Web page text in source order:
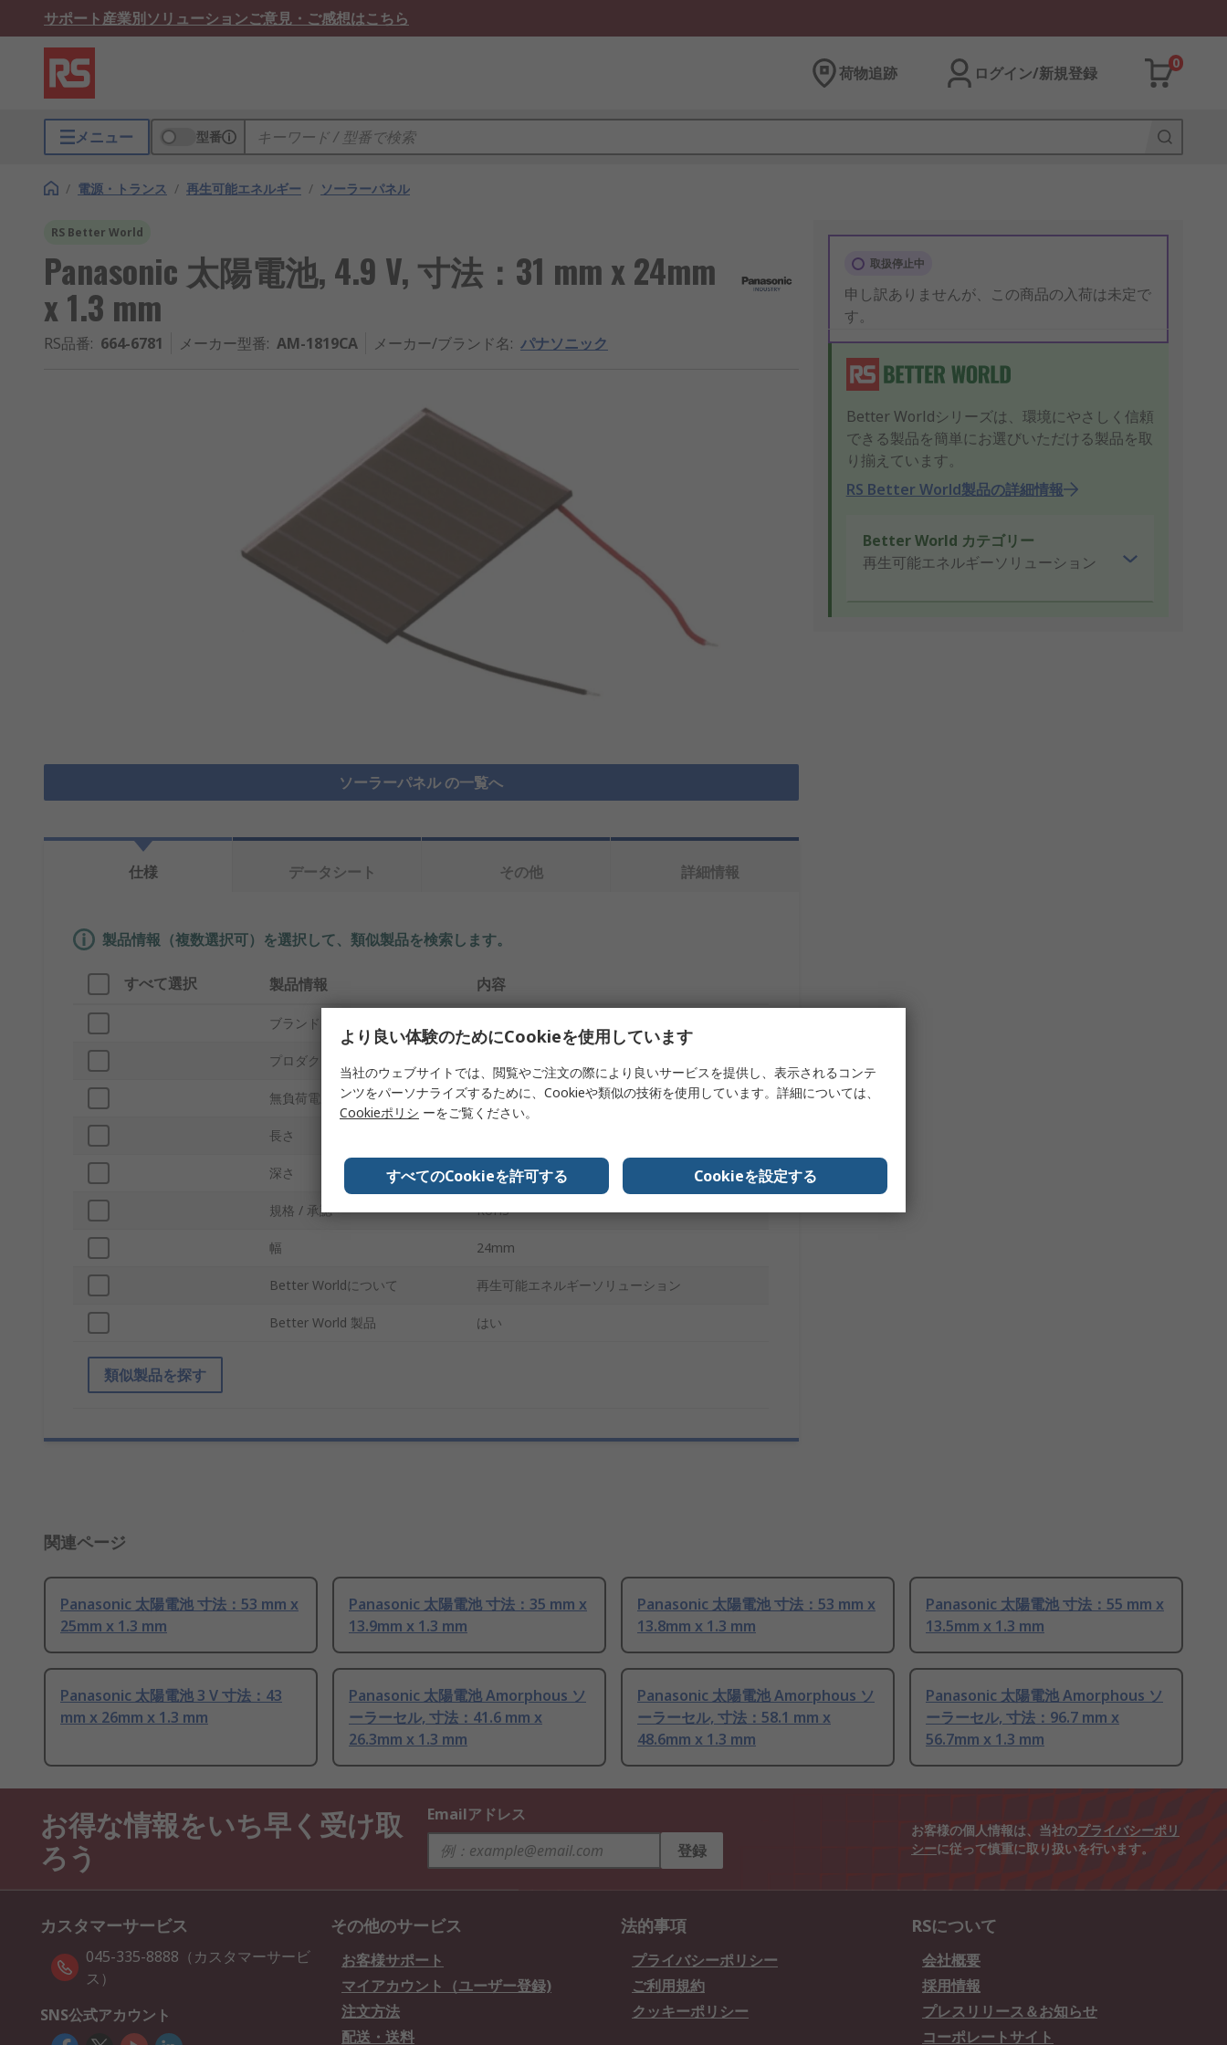
サポート産業別ソリューションご意見・ご感想はこちら
荷物追跡 ログイン/新規登録
0
メニュー 型番
/ 電源・トランス / 再生可能エネルギー / ソーラーパネル
RS Better World
Panasonic 太陽電池, 4.9 V, 寸法：31 mm x 24mm
x 1.3 mm
RS品番: 664-6781 メーカー型番: AM-1819CA メーカー/ブランド名: パナソニック
ソーラーパネル の一覧へ
取扱停止中
申し訳ありませんが、この商品の入荷は未定で
す。
Better Worldシリーズは、環境にやさしく信頼
できる製品を簡単にお選びいただける製品を取
り揃えています。
RS Better World製品の詳細情報
Better World カテゴリー
再生可能エネルギーソリューション
仕様 データシート その他 詳細情報
製品情報（複数選択可）を選択して、類似製品を検索します。
すべて選択 製品情報 内容
ブランド
プロダクトタイプ
無負荷電圧 4.9V
長さ
深さ 1.3mm
規格 / 承認 RoHS
幅 24mm
Better Worldについて 再生可能エネルギーソリューション
Better World 製品 はい
類似製品を探す
関連ページ
Panasonic 太陽電池 寸法：53 mm x
25mm x 1.3 mm
Panasonic 太陽電池 寸法：35 mm x
13.9mm x 1.3 mm
Panasonic 太陽電池 寸法：53 mm x
13.8mm x 1.3 mm
Panasonic 太陽電池 寸法：55 mm x
13.5mm x 1.3 mm
Panasonic 太陽電池 3 V 寸法：43
mm x 26mm x 1.3 mm
Panasonic 太陽電池 Amorphous ソ
ーラーセル, 寸法：41.6 mm x
26.3mm x 1.3 mm
Panasonic 太陽電池 Amorphous ソ
ーラーセル, 寸法：58.1 mm x
48.6mm x 1.3 mm
Panasonic 太陽電池 Amorphous ソ
ーラーセル, 寸法：96.7 mm x
56.7mm x 1.3 mm
お得な情報をいち早く受け取
ろう
Emailアドレス
登録
お客様の個人情報は、当社のプライバシーポリ
シーに従って慎重に取り扱いを行います。
カスタマーサービス
045-335-8888（カスタマーサービ
ス）
SNS公式アカウント
その他のサービス
お客様サポート
マイアカウント（ユーザー登録)
注文方法
配送・送料
法的事項
プライバシーポリシー
ご利用規約
クッキーポリシー
RSについて
会社概要
採用情報
プレスリリース＆お知らせ
コーポレートサイト
より良い体験のためにCookieを使用しています
当社のウェブサイトでは、閲覧やご注文の際により良いサービスを提供し、表示されるコンテ
ンツをパーソナライズするために、Cookieや類似の技術を使用しています。詳細については、
Cookieポリシ ーをご覧ください。
すべてのCookieを許可する Cookieを設定する